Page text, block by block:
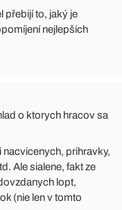
přebijí to, jaký je
nejlepších
o ktorych hracov sa
nacvicenych, prihravky,
Ale sialene, fakt ze
lopt,
(nie len v tomto